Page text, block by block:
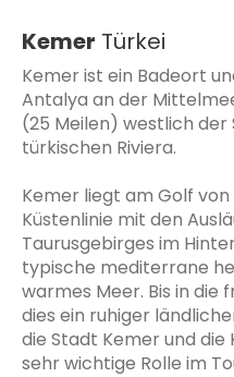
Kemer Türkei
Kemer ist ein Badeort
Antalya an der
(25 Meilen) westlich
türkischen Riviera.
Kemer liegt am Golf
Küstenlinie mit den
Taurusgebirges im
typische mediterrane
warmes Meer. Bis in die
dies ein ruhiger
die Stadt Kemer und die
sehr wichtige Rolle im